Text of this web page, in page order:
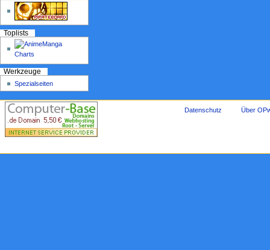
Toplists
Werkzeuge
Spezialseiten
Datenschutz Über